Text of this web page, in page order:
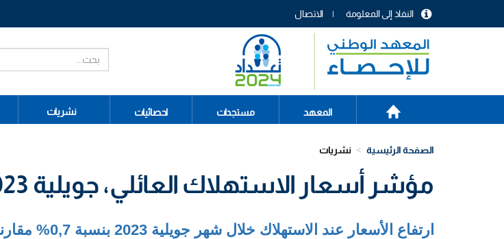
menu
header
الاتصال النفاذ إلى المعلومة
Main
navigation
الرئيسية
المعهد مستجدات احصائيات نشريات
الصفحة الرئيسية نشريات
مؤشر أسعار الاستهلاك العائلي، جويلية 2023
ارتفاع الأسعار عند الاستهلاك خلال شهر جويلية 2023 بنسبة 0,7%